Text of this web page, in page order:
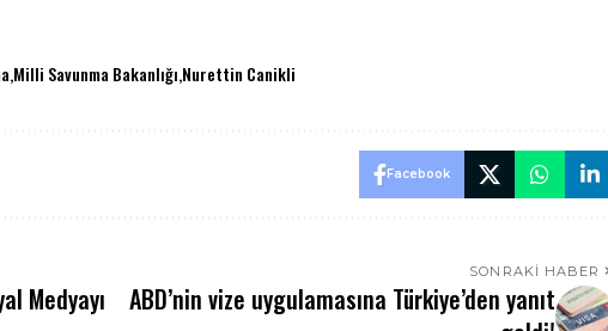
Milli Savunma Bakanlığı Nurettin Canikli
Facebook
Medyayı
SONRAKI HABER
ABD’nin vize uygulamasına Türkiye’den yanıt